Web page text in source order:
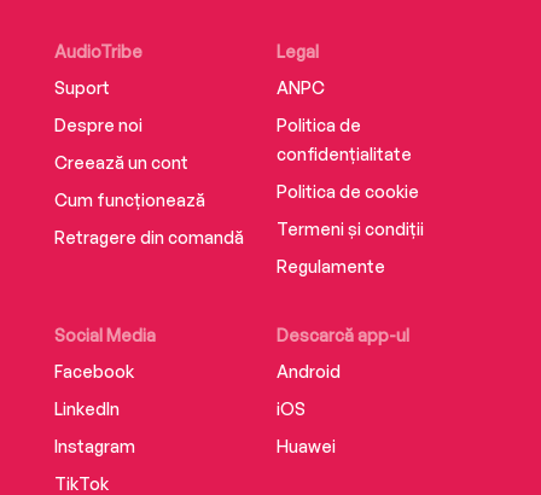
AudioTribe
Suport
Despre noi
Creează un cont
Cum funcționează
Retragere din comandă
Social Media
Facebook
LinkedIn
Instagram
TikTok
Descarcă app-ul
Android
iOS
Huawei
Legal
ANPC
Politica de
confidențialitate
Politica de cookie
Termeni și condiții
Regulamente